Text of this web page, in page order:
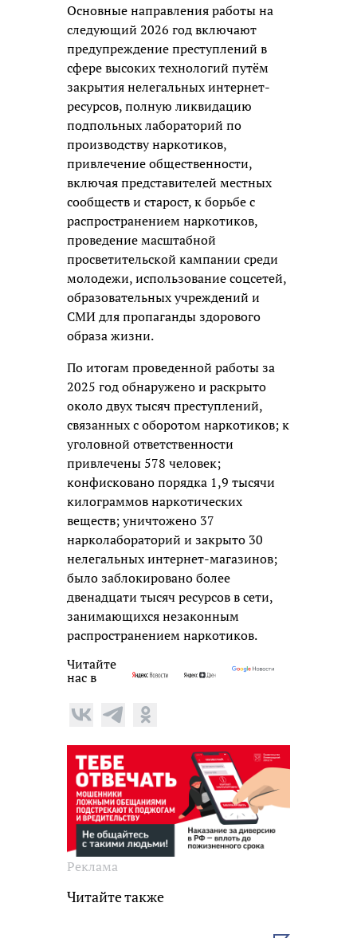
Основные направления работы на
следующий 2026 год включают
предупреждение преступлений в
сфере высоких технологий путём
закрытия нелегальных интернет-
ресурсов, полную ликвидацию
подпольных лабораторий по
производству наркотиков,
привлечение общественности,
включая представителей местных
сообществ и старост, к борьбе с
распространением наркотиков,
проведение масштабной
просветительской кампании среди
молодежи, использование соцсетей,
образовательных учреждений и
СМИ для пропаганды здорового
образа жизни.
По итогам проведенной работы за
2025 год обнаружено и раскрыто
около двух тысяч преступлений,
связанных с оборотом наркотиков; к
уголовной ответственности
привлечены 578 человек;
конфисковано порядка 1,9 тысячи
килограммов наркотических
веществ; уничтожено 37
нарколабораторий и закрыто 30
нелегальных интернет-магазинов;
было заблокировано более
двенадцати тысяч ресурсов в сети,
занимающихся незаконным
распространением наркотиков.
Читайте
нас в
Реклама
Читайте также